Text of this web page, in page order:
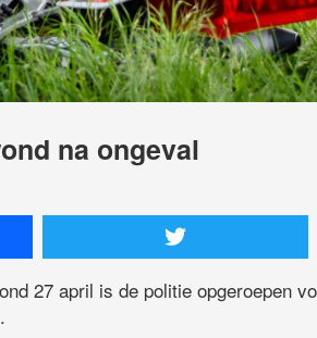
na ongeval
27 april is de politie opgeroepen